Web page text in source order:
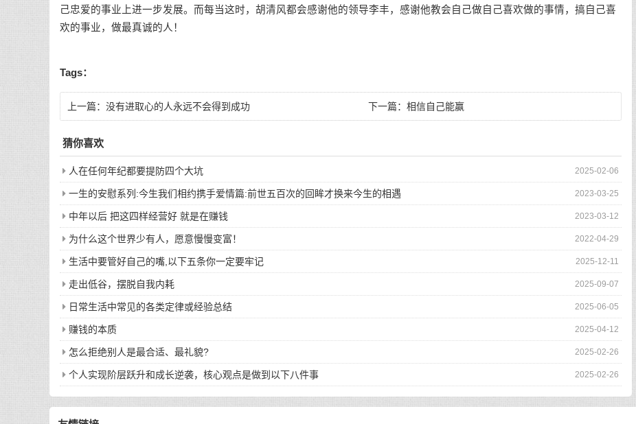
己忠爱的事业上进一步发展。而每当这时，胡清风都会感谢他的领导李丰，感谢他教会自己做自己喜欢做的事情，搞自己喜
欢的事业，做最真诚的人！
Tags：
上一篇： 没有进取心的人永远不会得到成功 下一篇：相信自己能赢
猜你喜欢
2025-02-06
人在任何年纪都要提防四个大坑
2023-03-25
一生的安慰系列:今生我们相约携手爱情篇:前世五百次的回眸才换来今生的相遇
2023-03-12
中年以后 把这四样经营好 就是在赚钱
2022-04-29
为什么这个世界少有人，愿意慢慢变富！
2025-12-11
生活中要管好自己的嘴,以下五条你一定要牢记
2025-09-07
走出低谷，摆脱自我内耗
2025-06-05
日常生活中常见的各类定律或经验总结
2025-04-12
赚钱的本质
2025-02-26
怎么拒绝别人是最合适、最礼貌?
2025-02-26
个人实现阶层跃升和成长逆袭，核心观点是做到以下八件事